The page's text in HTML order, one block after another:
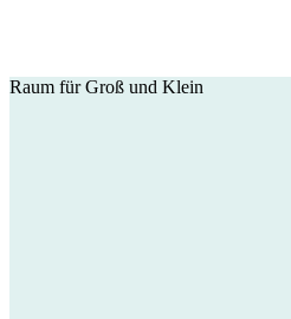
Raum für Groß und Klein